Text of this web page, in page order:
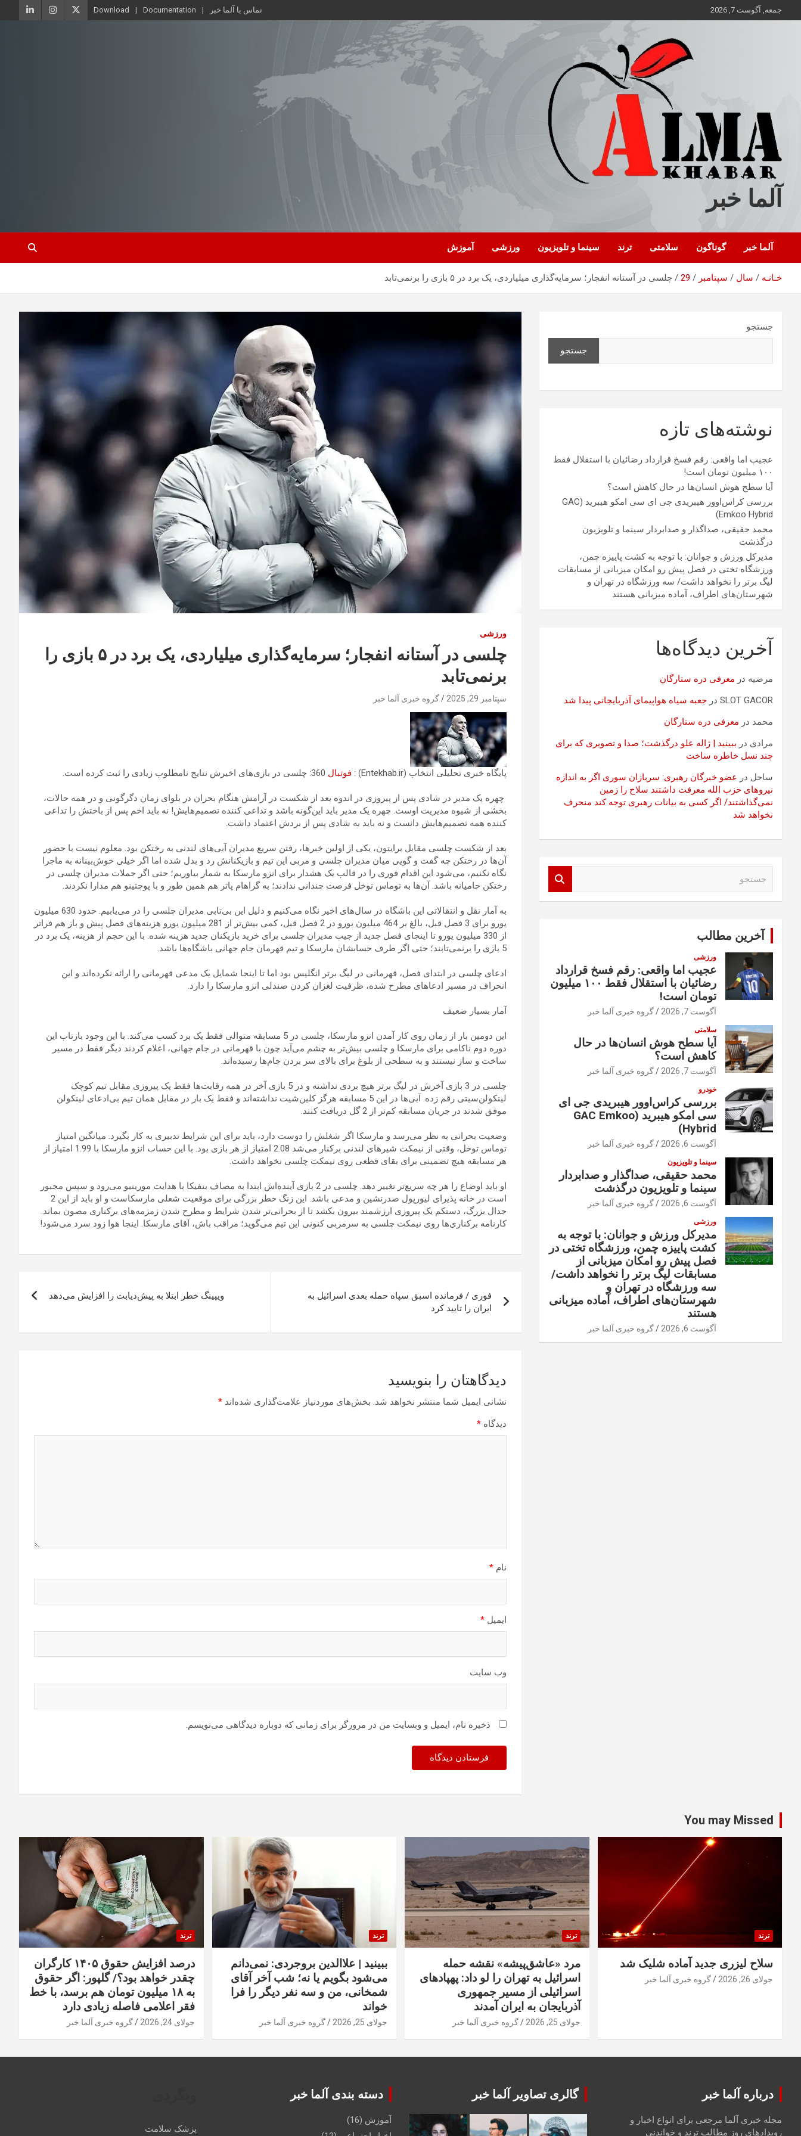
محتوا
جمعه, آگوست 7, 2026 تماس با آلما خبر Documentation
Download
آلما خبر
آلما خبر گوناگون سلامتی ترند سینما و تلویزیون ورزشی آموزش
خـانـه سال سپتامبر 29 چلسی در آستانه انفجار؛ سرمایه‌گذاری میلیاردی، یک برد در ۵ بازی را برنمی‌تابد
ورزشی
چلسی در آستانه انفجار؛ سرمایه‌گذاری میلیاردی، یک برد در ۵ بازی را
برنمی‌تابد
سپتامبر 29, 2025 گروه خبری آلما خبر
پایگاه خبری تحلیلی انتخاب (Entekhab.ir) : فوتبال
چهره یک مدیر در شادی پس از پیروزی در اندوه بعد از شکست در آرامش هنگام بحران در بلوای زمان دگرگونی و در همه حالات،
بخشی از شیوه مدیریت اوست. چهره یک مدیر باید این‌گونه باشد و تداعی کننده تصمیم‌هایش! نه باید اخم پس از باختش را تداعی
کننده همه تصمیم‌هایش دانست و نه باید به شادی پس از بردش اعتماد داشت.
بعد از شکست چلسی مقابل برایتون، یکی از اولین خبرها، رفتن سریع مدیران آبی‌های لندنی به رختکن بود. معلوم نیست با حضور
آن‌ها در رختکن چه گفت و گویی میان مدیران چلسی و مربی این تیم و بازیکنانش رد و بدل شده اما اگر خیلی خوش‌بینانه به ماجرا
نگاه نکنیم، می‌شود این اقدام فوری را در قالب یک هشدار برای انزو مارسکا به شمار بیاوریم؛ حتی اگر جملات مدیران چلسی در
رختکن حامیانه باشد. آن‌ها به توماس توخل فرصت چندانی ندادند؛ به گراهام پاتر هم همین طور و با پوچتینو هم مدارا نکردند.
به آمار نقل و انتقالاتی این باشگاه در سال‌های اخیر نگاه می‌کنیم و دلیل این بی‌تابی مدیران چلسی را در می‌یابیم. حدود 630 میلیون
یورو برای 3 فصل قبل، بالغ بر 464 میلیون یورو در 2 فصل قبل، کمی بیش‌تر از 281 میلیون یورو هزینه‌های فصل پیش و باز هم فراتر
از 330 میلیون یورو تا اینجای فصل جدید از جیب مدیران چلسی برای خرید بازیکنان جدید هزینه شده. با این حجم از هزینه، یک برد در
5 بازی را برنمی‌تابند؛ حتی اگر طرف حسابشان مارسکا و تیم قهرمان جام جهانی باشگاه‌ها باشد.
ادعای چلسی در ابتدای فصل، قهرمانی در لیگ برتر انگلیس بود اما تا اینجا شمایل یک مدعی قهرمانی را ارائه نکرده‌اند و این
انحراف در مسیر ادعاهای مطرح شده، ظرفیت لغزان کردن صندلی انزو مارسکا را دارد.
آمار بسیار ضعیف
این دومین بار از زمان روی کار آمدن انزو مارسکا، چلسی در 5 مسابقه متوالی فقط یک برد کسب می‌کند. با این وجود بازتاب این
دوره دوم ناکامی برای مارسکا و چلسی بیش‌تر به چشم می‌آید چون با قهرمانی در جام جهانی، اعلام کردند دیگر فقط در مسیر
ساخت و ساز نیستند و به سطحی از بلوغ برای بالای سر بردن جام‌ها رسیده‌اند.
چلسی در 3 بازی آخرش در لیگ برتر هیچ بردی نداشته و در 5 بازی آخر در همه رقابت‌ها فقط یک پیروزی مقابل تیم کوچک
لینکولن‌سیتی رقم زده. آبی‌ها در این 5 مسابقه هرگز کلین‌شیت نداشته‌اند و فقط یک بار در مقابل همان تیم بی‌ادعای لینکولن
موفق شدند در جریان مسابقه کم‌تر از 2 گل دریافت کنند.
وضعیت بحرانی به نظر می‌رسد و مارسکا اگر شغلش را دوست دارد، باید برای این شرایط تدبیری به کار بگیرد. میانگین امتیاز
توماس توخل، وقتی از نیمکت شیرهای لندنی برکنار می‌شد 2.08 امتیاز از هر بازی بود. با این حساب انزو مارسکا با 1.99 امتیاز از
هر مسابقه هیچ تضمینی برای بقای قطعی روی نیمکت چلسی نخواهد داشت.
او باید اوضاع را هر چه سریع‌تر تغییر دهد. چلسی در 2 بازی آینده‌اش ابتدا به مصاف بنفیکا با هدایت مورینیو می‌رود و سپس مجبور
است در خانه پذیرای لیورپول صدرنشین و مدعی باشد. این زنگ خطر بزرگی برای موقعیت شعلی مارسکاست و او باید از این 2
جدال بزرگ، دستکم یک پیروزی ارزشمند بیرون بکشد تا از بحرانی‌تر شدن شرایط و مطرح شدن زمزمه‌های برکناری مصون بماند.
کارنامه برکناری‌ها روی نیمکت چلسی به سرمربی کنونی این تیم می‌گوید؛ مراقب باش، آقای مارسکا. اینجا هوا زود سرد می‌شود!
نوشته
فوری / فرمانده اسبق سپاه حمله بعدی اسرائیل به
ایران را تایید کرد
ویپینگ خطر ابتلا به پیش‌دیابت را افزایش می‌دهد
دیدگاهتان را بنویسید
نشانی ایمیل شما منتشر نخواهد شد. بخش‌های موردنیاز علامت‌گذاری شده‌اند *
دیدگاه *
نام *
ایمیل *
وب‌ سایت
ذخیره نام، ایمیل و وبسایت من در مرورگر برای زمانی که دوباره دیدگاهی می‌نویسم.
جستجو
جستجو
نوشته‌های تازه
عجیب اما واقعی: رقم فسخ قرارداد رضائیان با استقلال فقط
۱۰۰ میلیون تومان است!
آیا سطح هوش انسان‌ها در حال کاهش است؟
بررسی کراس‌اوور هیبریدی جی ای سی امکو هیبرید (GAC
Emkoo Hybrid)
محمد حقیقی، صداگذار و صدابردار سینما و تلویزیون
درگذشت
مدیرکل ورزش و جوانان: با توجه به کشت پاییزه چمن،
ورزشگاه تختی در فصل پیش رو امکان میزبانی از مسابقات
لیگ برتر را نخواهد داشت/ سه ورزشگاه در تهران و
شهرستان‌های اطراف، آماده میزبانی هستند
آخرین دیدگاه‌ها
مرضیه در معرفی دره ستارگان
SLOT GACOR در جعبه سیاه هواپیمای آذربایجانی پیدا شد
محمد در معرفی دره ستارگان
مرادی در ببینید | ژاله علو درگذشت؛ صدا و تصویری که برای
چند نسل خاطره ساخت
ساحل در عضو خبرگان رهبری: سربازان سوری اگر به اندازه
نیروهای حزب الله معرفت داشتند سلاح را زمین
نمی‌گذاشتند/ اگر کسی به بیانات رهبری توجه کند منحرف
نخواهد شد
آخرین مطالب
ورزشی
عجیب اما واقعی: رقم فسخ قرارداد
رضائیان با استقلال فقط ۱۰۰ میلیون
تومان است!
آگوست 7, 2026 گروه خبری آلما خبر
سلامتی
آیا سطح هوش انسان‌ها در حال
کاهش است؟
آگوست 7, 2026 گروه خبری آلما خبر
خودرو
بررسی کراس‌اوور هیبریدی جی ای
سی امکو هیبرید (GAC Emkoo
Hybrid)
آگوست 6, 2026 گروه خبری آلما خبر
سینما و تلویزیون
محمد حقیقی، صداگذار و صدابردار
سینما و تلویزیون درگذشت
آگوست 6, 2026 گروه خبری آلما خبر
ورزشی
مدیرکل ورزش و جوانان: با توجه به
کشت پاییزه چمن، ورزشگاه تختی در
فصل پیش رو امکان میزبانی از
مسابقات لیگ برتر را نخواهد داشت/
سه ورزشگاه در تهران و
شهرستان‌های اطراف، آماده میزبانی
هستند
آگوست 6, 2026 گروه خبری آلما خبر
You may Missed
ترند
سلاح لیزری جدید آماده شلیک شد
جولای 26, 2026 گروه خبری آلما خبر
ترند
مرد «عاشق‌پیشه» نقشه حمله
اسرائیل به تهران را لو داد: پهپادهای
اسرائیلی از مسیر جمهوری
آذربایجان به ایران آمدند
جولای 25, 2026 گروه خبری آلما خبر
ترند
ببینید | علاالدین بروجردی: نمی‌دانم
می‌شود بگویم یا نه؛ شب آخر آقای
شمخانی، من و سه نفر دیگر را فرا
خواند
جولای 25, 2026 گروه خبری آلما خبر
ترند
درصد افزایش حقوق ۱۴۰۵ کارگران
چقدر خواهد بود؟/ گلپور: اگر حقوق
به ۱۸ میلیون تومان هم برسد، با خط
فقر اعلامی فاصله زیادی دارد
جولای 24, 2026 گروه خبری آلما خبر
درباره آلما خبر
مجله خبری آلما مرجعی برای انواع اخبار و
رویدادهای روز مطالب ترند و خواندنی
گالری تصاویر آلما خبر دسته بندی آلما خبر
آموزش (16)
پزشک سلامت